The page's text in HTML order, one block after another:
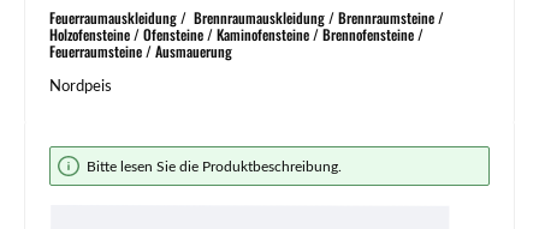
Feuerraumauskleidung / Brennraumauskleidung / Brennraumsteine /
Holzofensteine / Ofensteine / Kaminofensteine / Brennofensteine /
Feuerraumsteine / Ausmauerung
Nordpeis
Bildergalerie überspringen
Bitte lesen Sie die Produktbeschreibung.